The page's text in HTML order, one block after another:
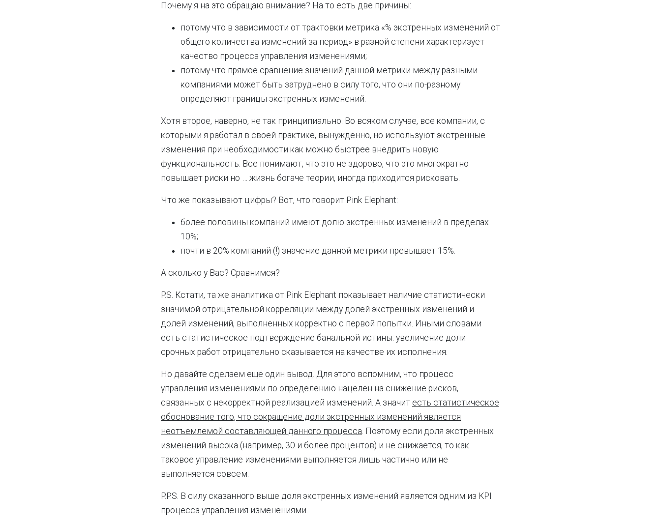
Почему я на это обращаю внимание? На то есть две причины:
потому что в зависимости от трактовки метрика «% экстренных изменений от
общего количества изменений за период» в разной степени характеризует
качество процесса управления изменениями;
потому что прямое сравнение значений данной метрики между разными
компаниями может быть затруднено в силу того, что они по-разному
определяют границы экстренных изменений.
Хотя второе, наверно, не так принципиально. Во всяком случае, все компании, с
которыми я работал в своей практике, вынужденно, но используют экстренные
изменения при необходимости как можно быстрее внедрить новую
функциональность. Все понимают, что это не здорово, что это многократно
повышает риски но … жизнь богаче теории, иногда приходится рисковать.
Что же показывают цифры? Вот, что говорит Pink Elephant:
более половины компаний имеют долю экстренных изменений в пределах
10%;
почти в 20% компаний (!) значение данной метрики превышает 15%.
А сколько у Вас? Сравнимся?
P.S. Кстати, та же аналитика от Pink Elephant показывает наличие статистически
значимой отрицательной корреляции между долей экстренных изменений и
долей изменений, выполненных корректно с первой попытки. Иными словами
есть статистическое подтверждение банальной истины: увеличение доли
срочных работ отрицательно сказывается на качестве их исполнения.
Но давайте сделаем ещё один вывод. Для этого вспомним, что процесс
управления изменениями по определению нацелен на снижение рисков,
связанных с некорректной реализацией изменений. А значит есть статистическое
обоснование того, что сокращение доли экстренных изменений является
неотъемлемой составляющей данного процесса. Поэтому если доля экстренных
изменений высока (например, 30 и более процентов) и не снижается, то как
таковое управление изменениями выполняется лишь частично или не
выполняется совсем.
P.P.S. В силу сказанного выше доля экстренных изменений является одним из KPI
процесса управления изменениями.